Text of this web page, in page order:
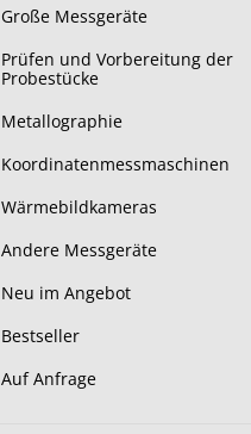
Große Messgeräte
Prüfen und Vorbereitung der
Probestücke
Metallographie
Koordinatenmessmaschinen
Wärmebildkameras
Andere Messgeräte
Neu im Angebot
Bestseller
Auf Anfrage